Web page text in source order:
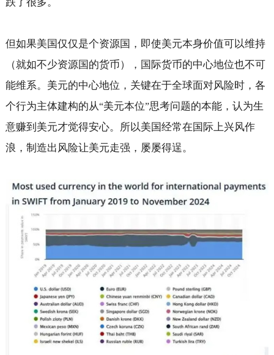
但如果美国仅仅是个资源国，即使美元本身价值可以维持
（就如不少资源国的货币），国际货币的中心地位也不可
能维系。美元的中心地位，关键在于全球面对风险时，各
个行为主体建构的从“美元本位”思考问题的本能，认为生
意赚到美元才觉得安心。所以美国经常在国际上兴风作
浪，制造出风险让美元走强，屡屡得逞。